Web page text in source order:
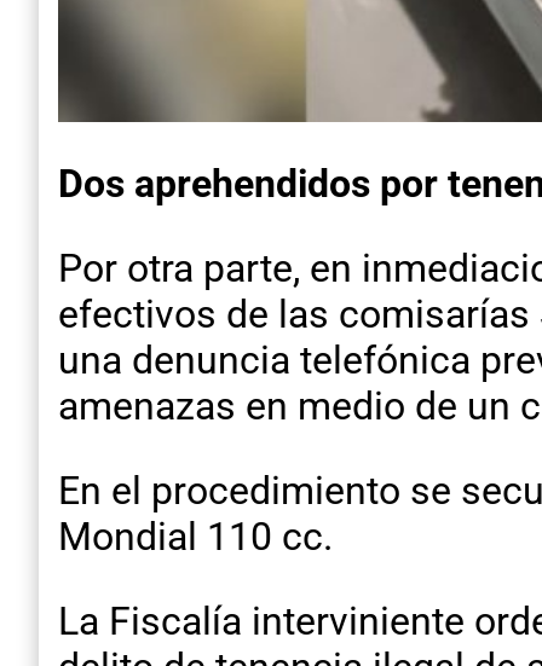
Dos aprehendidos por
Por otra parte, en
efectivos de las comisarías
una denuncia telefónica
amenazas en medio de un
En el procedimiento se
Mondial 110 cc.
La Fiscalía interviniente